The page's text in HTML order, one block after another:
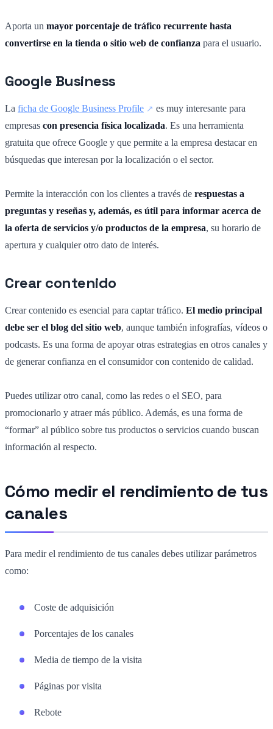
Aporta un mayor porcentaje de tráfico recurrente hasta
convertirse en la tienda o sitio web de confianza para el usuario.
Google Business
La ficha de Google Business Profile
es muy interesante para
empresas con presencia física localizada. Es una herramienta
gratuita que ofrece Google y que permite a la empresa destacar en
búsquedas que interesan por la localización o el sector.
Permite la interacción con los clientes a través de respuestas a
preguntas y reseñas y, además, es útil para informar acerca de
la oferta de servicios y/o productos de la empresa, su horario de
apertura y cualquier otro dato de interés.
Crear contenido
Crear contenido es esencial para captar tráfico. El medio principal
debe ser el blog del sitio web, aunque también infografías, vídeos o
podcasts. Es una forma de apoyar otras estrategias en otros canales y
de generar confianza en el consumidor con contenido de calidad.
Puedes utilizar otro canal, como las redes o el SEO, para
promocionarlo y atraer más público. Además, es una forma de
“formar” al público sobre tus productos o servicios cuando buscan
información al respecto.
Cómo medir el rendimiento de tus
canales
Para medir el rendimiento de tus canales debes utilizar parámetros
como:
Coste de adquisición
Porcentajes de los canales
Media de tiempo de la visita
Páginas por visita
Rebote